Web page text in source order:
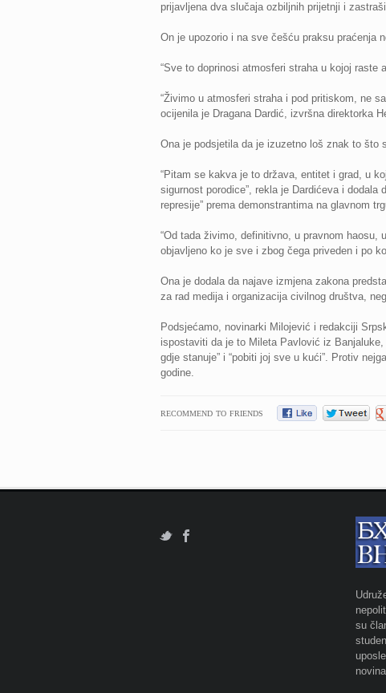
prijavljena dva slučaja ozbiljnih prijetnji i
On je upozorio i na sve češću praksu praćenja
“Sve to doprinosi atmosferi straha u kojoj raste
“Živimo u atmosferi straha i pod pritiskom, ne
ocijenila je Dragana Dardić, izvršna direktorka
Ona je podsjetila da je izuzetno loš znak to što
“Pitam se kakva je to država, entitet i grad, u
sigurnost porodice”, rekla je Dardićeva i
represije” prema demonstrantima na glavnom
“Od tada živimo, definitivno, u pravnom
objavljeno ko je sve i zbog čega priveden i po
Ona je dodala da najave izmjena zakona
za rad medija i organizacija civilnog društva,
Podsjećamo, novinarki Milojević i redakciji
ispostaviti da je to Mileta Pavlović iz
gdje stanuje” i “pobiti joj sve u kući”. Protiv
godine.
RECOMMEND TO FRIENDS
su